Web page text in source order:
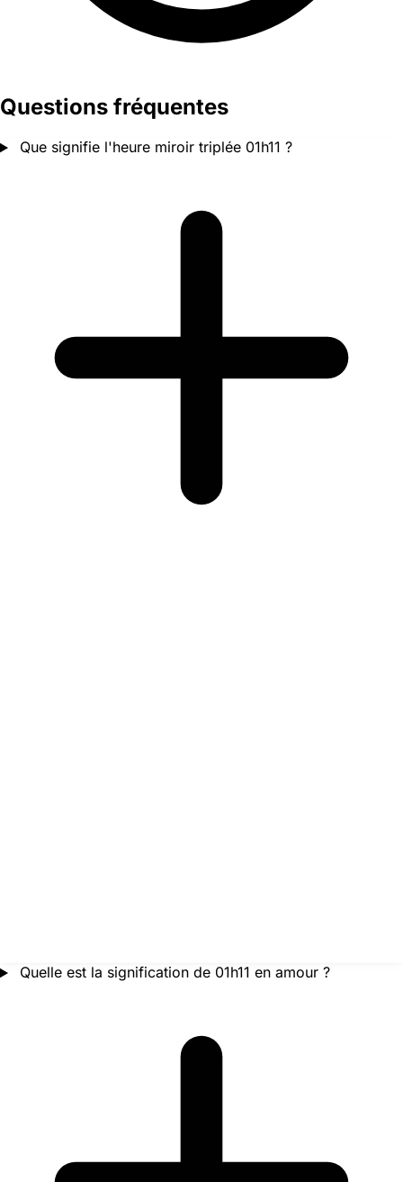
Questions fréquentes
Que signifie l'heure miroir triplée 01h11 ?
Quelle est la signification de 01h11 en amour ?